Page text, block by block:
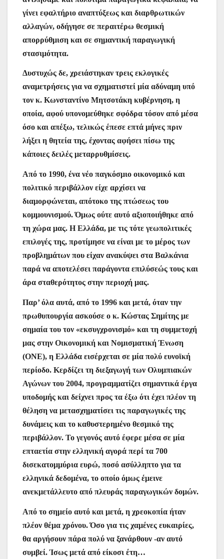
γίνει εφαλτήριο αναπτύξεως και διαρθρωτικών
αλλαγών, οδήγησε σε περαιτέρω θεσμική
απορρύθμιση και σε σημαντική παραγωγική
στασιμότητα.
Δυστυχώς δε, χρειάστηκαν τρεις εκλογικές
αναμετρήσεις για να σχηματιστεί μία αδύναμη υπό
τον κ. Κωνσταντίνο Μητσοτάκη κυβέρνηση, η
οποία, αφού υπονομεύθηκε σφόδρα τόσον από μέσα
όσο και απέξω, τελικώς έπεσε επτά μήνες πριν
λήξει η θητεία της, έχοντας αφήσει πίσω της
κάποιες δειλές μεταρρυθμίσεις.
Από το 1990, ένα νέο παγκόσμιο οικονομικό και
πολιτικό περιβάλλον είχε αρχίσει να
διαμορφώνεται, απότοκο της πτώσεως του
κομμουνισμού. Όμως ούτε αυτό αξιοποιήθηκε από
τη χώρα μας. Η Ελλάδα, με τις τότε γεωπολιτικές
επιλογές της, προτίμησε να είναι με το μέρος των
προβλημάτων που είχαν ανακύψει στα Βαλκάνια
παρά να αποτελέσει παράγοντα επιλύσεώς τους και
άρα σταθερότητος στην περιοχή μας.
Παρ’ όλα αυτά, από το 1996 και μετά, όταν την
πρωθυπουργία ασκούσε ο κ. Κώστας Σημίτης με
σημαία του τον «εκσυγχρονισμό» και τη συμμετοχή
μας στην Οικονομική και Νομισματική Ένωση
(ΟΝΕ), η Ελλάδα εισέρχεται σε μία πολύ ευνοϊκή
περίοδο. Κερδίζει τη διεξαγωγή των Ολυμπιακών
Αγώνων του 2004, προγραμματίζει σημαντικά έργα
υποδομής και δείχνει προς τα έξω ότι έχει πλέον τη
θέληση να μετασχηματίσει τις παραγωγικές της
δυνάμεις και το καθυστερημένο θεσμικό της
περιβάλλον. Το γεγονός αυτό έφερε μέσα σε μία
επταετία στην ελληνική αγορά περί τα 700
δισεκατομμύρια ευρώ, ποσό ασύλληπτο για τα
ελληνικά δεδομένα, το οποίο όμως έμεινε
ανεκμετάλλευτο από πλευράς παραγωγικών δομών.
Από το σημείο αυτό και μετά, η χρεοκοπία ήταν
πλέον θέμα χρόνου. Όσο για τις χαμένες ευκαιρίες,
θα αργήσουν πάρα πολύ να ξανάρθουν -αν αυτό
συμβεί. Ίσως μετά από είκοσι έτη…